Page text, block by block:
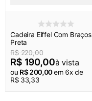
Cadeira Eiffel Com Braços
Preta
R$ 220,00
R$ 190,00à vista
ou R$ 200,00em 6x de
R$ 33,33